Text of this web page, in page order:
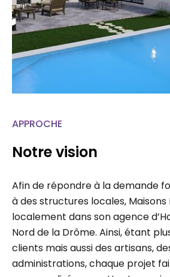
APPROCHE
Notre vision
à des structures locales, Maisons
localement dans son agence
Nord de la Drôme. Ainsi, étant
clients mais aussi des artisans,
administrations, chaque projet fait
personnalisé permettant un